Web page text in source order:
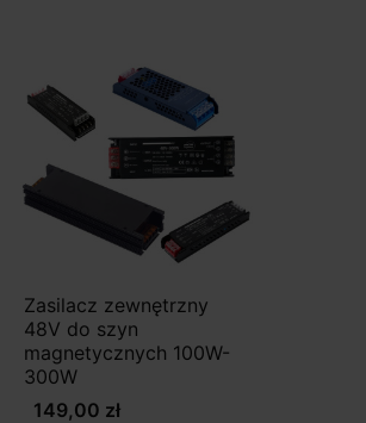
Zasilacz zewnętrzny
48V do szyn
magnetycznych 100W-
300W
149,00 zł